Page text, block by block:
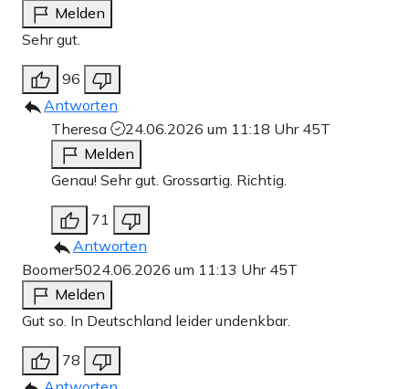
Melden
Sehr gut.
96
Antworten
Theresa
24.06.2026 um 11:18 Uhr 45T
Melden
Genau! Sehr gut. Grossartig. Richtig.
71
Antworten
Boomer5024.06.2026 um 11:13 Uhr 45T
Melden
Gut so. In Deutschland leider undenkbar.
78